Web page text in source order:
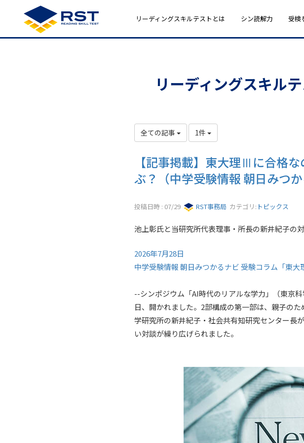
リーディングスキルテストとは シン読解力 受検
リーディングスキル
全ての記事 1件
【記事掲載】東大理Ⅲに合格
ぶ？（中学受験情報 朝日みつか
投稿日時 : 07/29 RST事務局 カテゴリ: トピックス
池上彰氏と当研究所代表理事・所長の新井紀子の
2026年7月28日
中学受験情報 朝日みつかるナビ 受験コラム「東
--シンポジウム「AI時代のリアルな学力」（東京
日、開かれました。2部構成の第一部は、親子の
学研究所の新井紀子・社会共有知研究センター長
い対談が繰り広げられました。